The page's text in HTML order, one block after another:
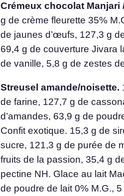
Crémeux chocolat Manjari
g de crème fleurette 35%
de jaunes d’œufs, 127,3 g
69,4 g de couverture Jivara
de vanille, 5,8 g de zestes
Streusel amande/noisette.
de farine, 127,7 g de
d’amandes, 63,9 g de
Confit exotique. 15,3 g de
sucre, 121,3 g de purée de
fruits de la passion, 35,4 g
pectine NH. Glace au lait
de poudre de lait 0% M.G.,